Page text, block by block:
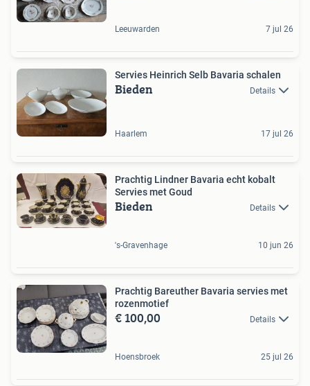
Leeuwarden 7 jul 26
Servies Heinrich Selb Bavaria schalen
Bieden Details
Haarlem 17 jul 26
Prachtig Lindner Bavaria echt kobalt
Servies met Goud
Bieden Details
's-Gravenhage 10 jun 26
Prachtig Bareuther Bavaria servies met
rozenmotief
€ 100,00 Details
Hoensbroek 25 jul 26